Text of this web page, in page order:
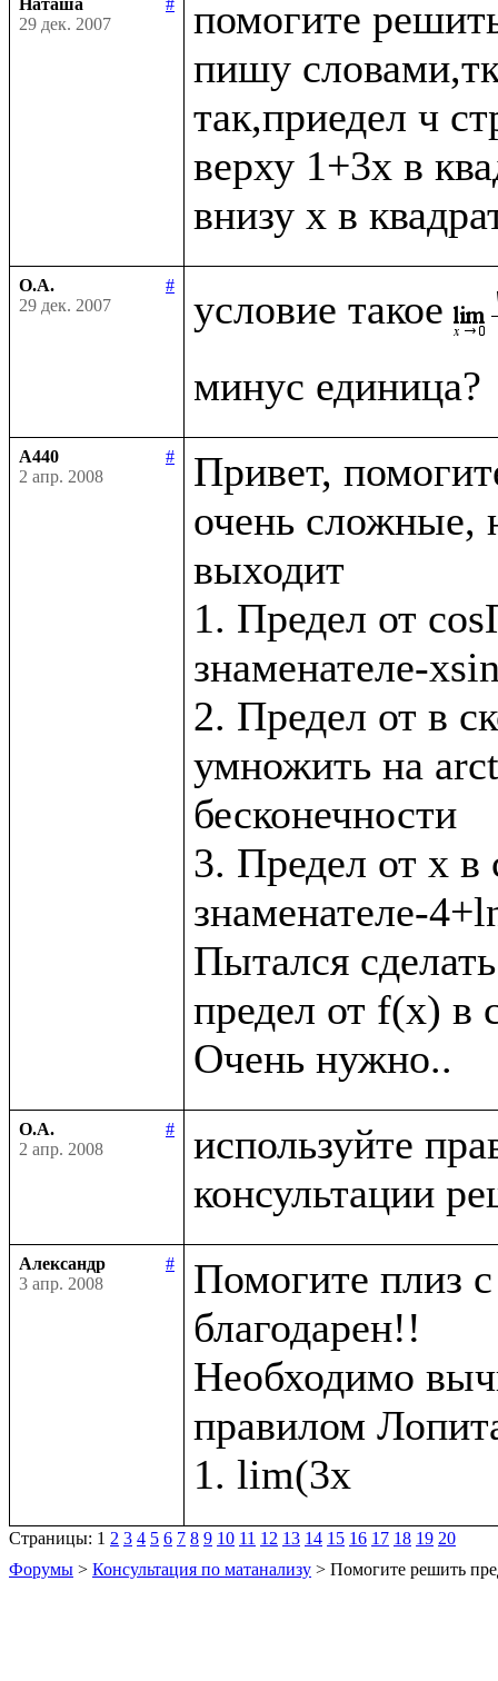
29 дек. 2007
помогите
пишу
так,приедел ч
верху 1+3x в
О.А.
#
29 дек. 2007
условие такое
A440
#
2 апр. 2008
Привет,
очень сложные,
выходит
1. Предел от
знаменателе-
2. Предел от в
умножить на
бесконечности
3. Предел от x в
знаменателе-
Пытался
предел от f(x) в
О.А.
#
2 апр. 2008
используйте
Александр
#
3 апр. 2008
Помогите плиз
благодарен!!
Необходимо
правилом
Страницы: 1 2 3 4 5 6 7 8 9 10 11 12 13 14 15 16 17 18 19 20
Форумы > Консультация по матанализу > Помогите решить